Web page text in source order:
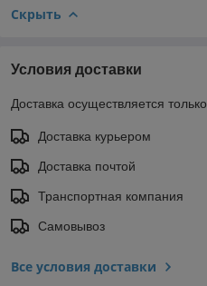
Скрыть
Условия доставки
Доставка осуществляется
Доставка курьером
Доставка почтой
Транспортная компания
Самовывоз
Все условия доставки